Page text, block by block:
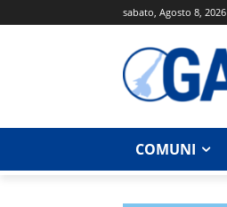
sabato, Agosto 8, 2026
COMUNI